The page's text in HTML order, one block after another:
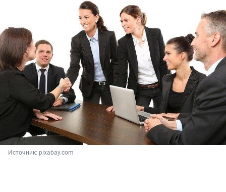
Источник: pixabay.com